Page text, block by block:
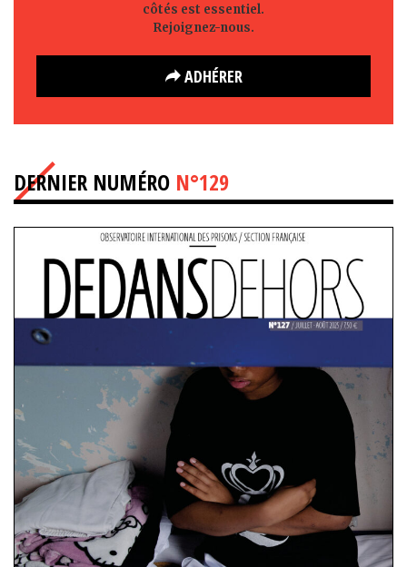
côtés est essentiel.
Rejoignez-nous.
ADHÉRER
DERNIER NUMÉRO N°129